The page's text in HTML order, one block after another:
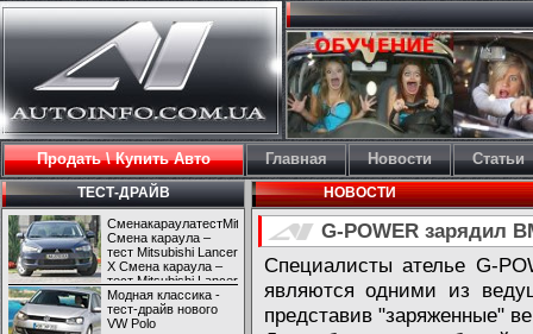
Продать \ Купить Авто Главная Новости Статьи
ТЕСТ-ДРАЙВ
СменакараулатестMitsubishiLancerX
Смена караула –
тест Mitsubishi Lancer
X Смена караула –
тест Mitsubishi Lancer
X
Модная классика -
тест-драйв нового
VW Polo
НОВОСТИ
G-POWER зарядил
Специалисты ателье G-
являются одними из
представив "заряженные"